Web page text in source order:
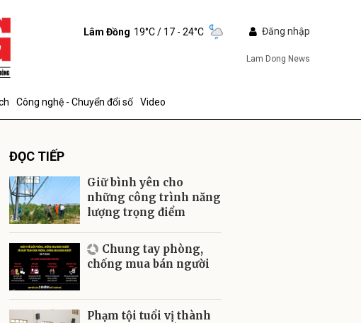
Lâm Đồng 19°C/ 17 - 24°C Đăng nhập
Lam Dong News
Công nghệ - Chuyển đổi số Video
ĐỌC TIẾP
Giữ bình yên cho
những công trình năng
lượng trọng điểm
Chung tay phòng,
chống mua bán người
Phạm tội tuổi vị thành
Gửi